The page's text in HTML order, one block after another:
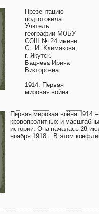
Презентацию
подготовила
Учитель
географии МОБУ
СОШ № 24 имени
С . И. Климакова,
г. Якутск.
Бадяева Ирина
Викторовна
1914. Первая
мировая война
Первая мировая война 1914
кровопролитных и
истории. Она началась 28
ноября 1918 г. В этом